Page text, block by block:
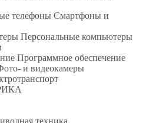
Смартфоны и
Персональные компьютеры
Программное обеспечение
и видеокамеры
техника